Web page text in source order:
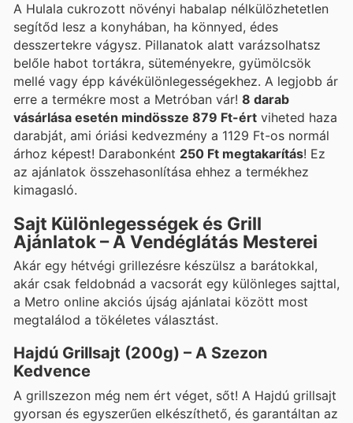
A Hulala cukrozott növényi habalap nélkülözhetetlen
segítőd lesz a konyhában, ha könnyed, édes
desszertekre vágysz. Pillanatok alatt varázsolhatsz
belőle habot tortákra, süteményekre, gyümölcsök
mellé vagy épp kávékülönlegességekhez. A legjobb ár
erre a termékre most a Metróban vár! 8 darab
vásárlása esetén mindössze 879 Ft-ért viheted haza
darabját, ami óriási kedvezmény a 1129 Ft-os normál
árhoz képest! Darabonként 250 Ft megtakarítás! Ez
az ajánlatok összehasonlítása ehhez a termékhez
kimagasló.
Sajt Különlegességek és Grill
Ajánlatok – A Vendéglátás Mesterei
Akár egy hétvégi grillezésre készülsz a barátokkal,
akár csak feldobnád a vacsorát egy különleges sajttal,
a Metro online akciós újság ajánlatai között most
megtalálod a tökéletes választást.
Hajdú Grillsajt (200g) – A Szezon
Kedvence
A grillszezon még nem ért véget, sőt! A Hajdú grillsajt
gyorsan és egyszerűen elkészíthető, és garantáltan az